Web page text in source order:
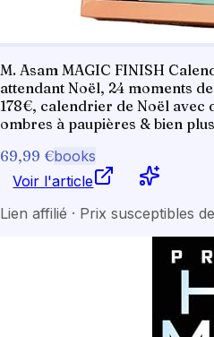
M. Asam MAGIC FINISH
attendant Noël, 24 moments
178€, calendrier de Noël avec
ombres à paupières & bien
69,99 €books
Voir l'article
Lien affilié · Prix susceptibles